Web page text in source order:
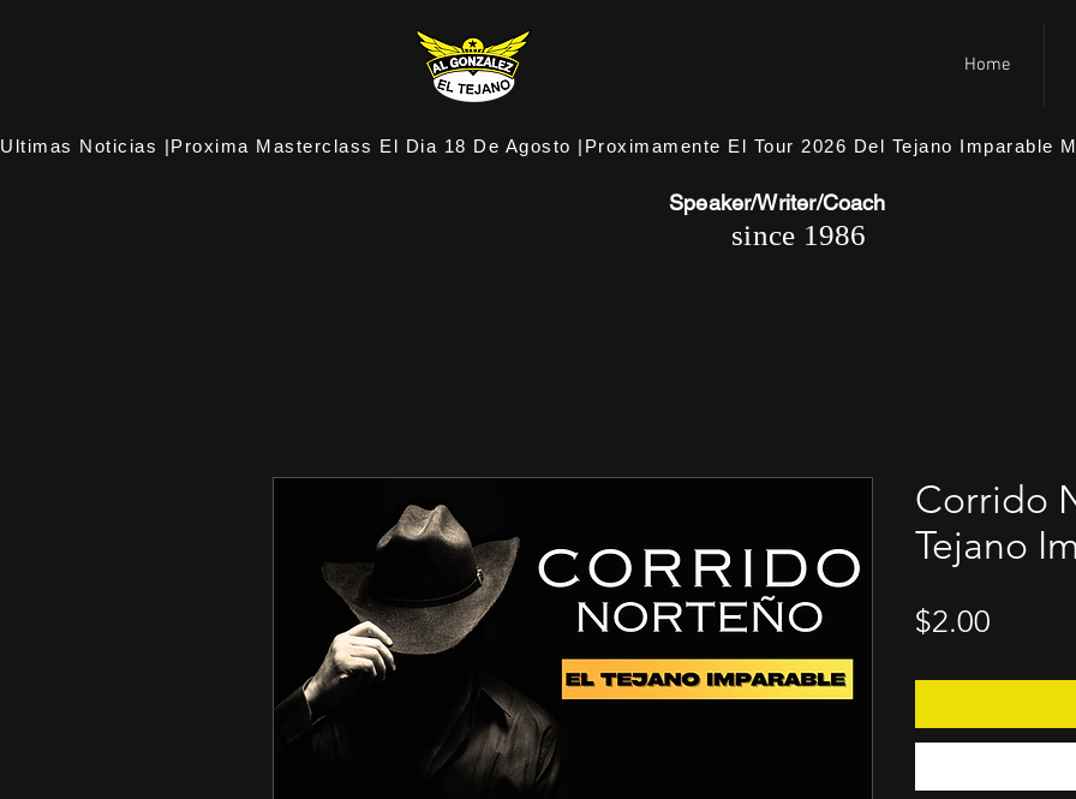
Speaker/Writer/Coach
since 1986
Home
Ultimas Noticias |Proxima Masterclass El Dia 18 De Agosto |Proximamente El Tour 2026 Del Tejano Imparable
Corrido
Tejano
$2.00